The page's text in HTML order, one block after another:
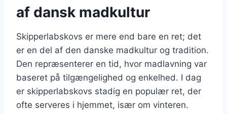
af dansk madkultur
Skipperlabskovs er mere end bare en ret; det
er en del af den danske madkultur og tradition.
Den repræsenterer en tid, hvor madlavning var
baseret på tilgængelighed og enkelhed. I dag
er skipperlabskovs stadig en populær ret, der
ofte serveres i hjemmet, især om vinteren.